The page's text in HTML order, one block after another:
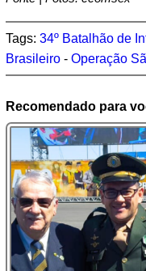
Tags: 34º Batalhão de
Brasileiro - Operação
Recomendado para